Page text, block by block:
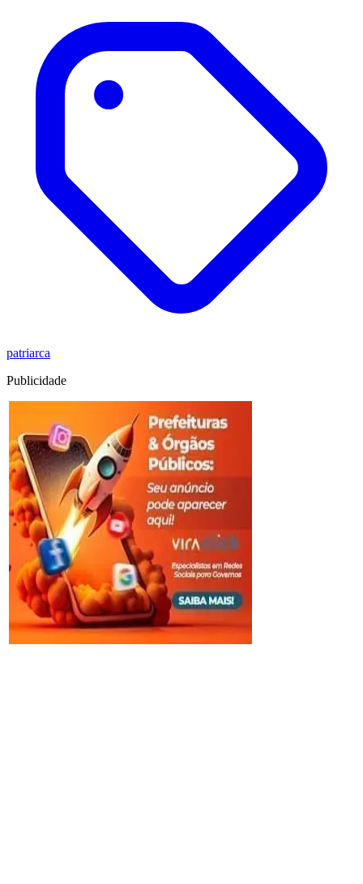
patriarca
Publicidade